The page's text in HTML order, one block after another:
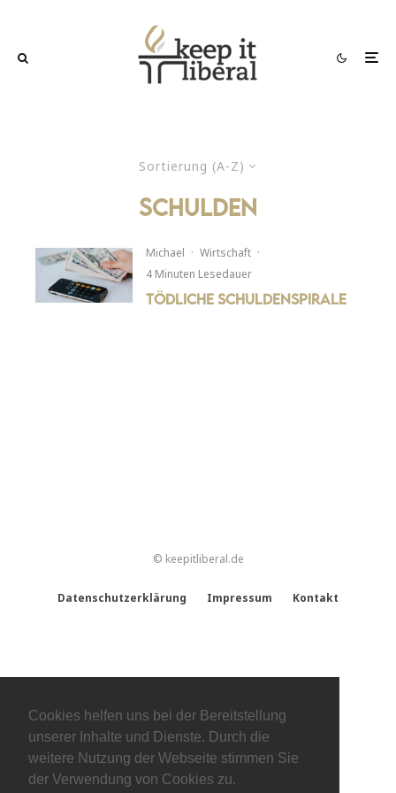
Cookies helfen uns bei der Bereitstellung
unserer Inhalte und Dienste. Durch die
weitere Nutzung der Webseite stimmen Sie
der Verwendung von Cookies zu.
Sortierung (A-Z)
schulden
Michael · Wirtschaft ·
4 Minuten Lesedauer
Tödliche Schuldenspirale
© keepitliberal.de
Datenschutzerklärung Impressum Kontakt